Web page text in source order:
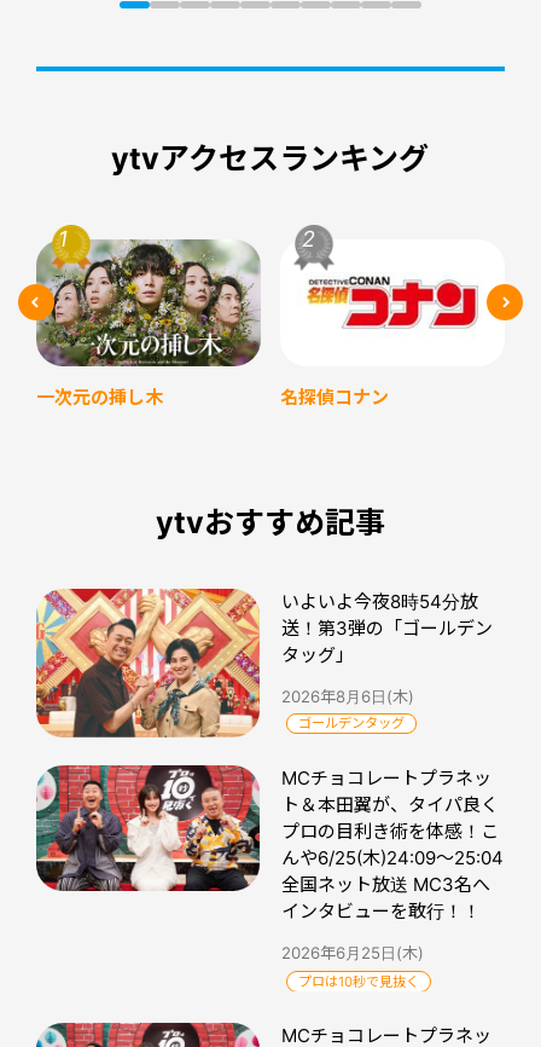
ytvアクセスランキング
一次元の挿し木 名探偵コナン
ytvおすすめ記事
いよいよ今夜8時54分放
送！第3弾の「ゴールデン
タッグ」
2026年8月6日(木)
ゴールデンタッグ
MCチョコレートプラネッ
ト＆本田翼が、タイパ良く
プロの目利き術を体感！こ
んや6/25(木)24:09～25:04
全国ネット放送 MC3名へ
インタビューを敢行！！
2026年6月25日(木)
プロは10秒で見抜く
MCチョコレートプラネッ